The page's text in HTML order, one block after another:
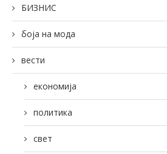
БИЗНИС
боја на мода
вести
економија
политика
свет